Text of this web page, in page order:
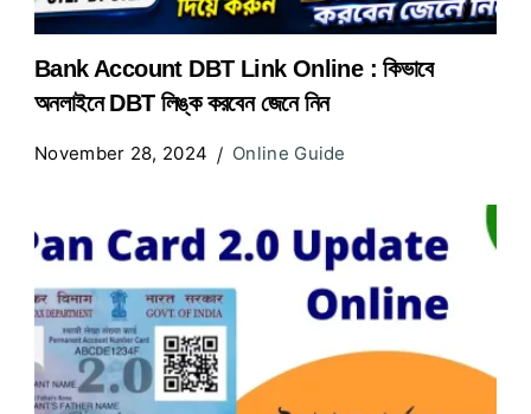
Bank Account DBT Link Online : কিভাবে
অনলাইনে DBT লিঙ্ক করবেন জেনে নিন
November 28, 2024 Online Guide